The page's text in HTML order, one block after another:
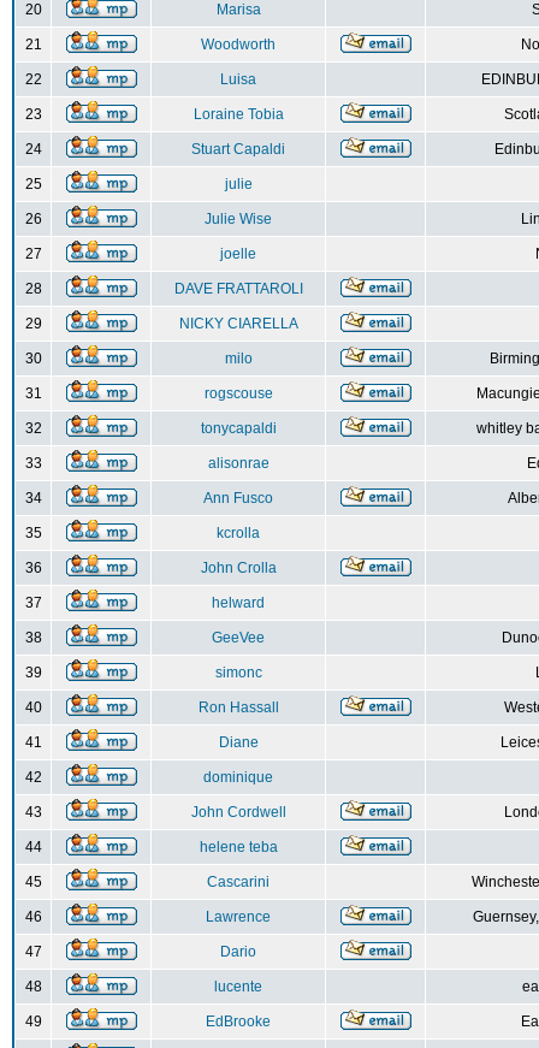
20 Marisa
21 Woodworth
22 Luisa
23 Loraine Tobia
24 Stuart Capaldi
25 julie
26 Julie Wise
27 joelle
28 DAVE FRATTAROLI
29 NICKY CIARELLA
30 milo
31 rogscouse
32 tonycapaldi whitley
33 alisonrae
34 Ann Fusco
35 kcrolla
36 John Crolla
37 helward
38 GeeVee
39 simonc
40 Ron Hassall
41 Diane
42 dominique
43 John Cordwell
44 helene teba
45 Cascarini
46 Lawrence
47 Dario
48 lucente
49 EdBrooke